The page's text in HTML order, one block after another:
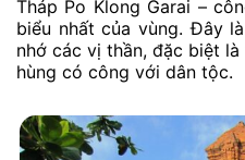
Tháp Po Klong Garai –
biểu nhất của vùng. Đây
nhớ các vị thần, đặc biệt là
hùng có công với dân tộc.